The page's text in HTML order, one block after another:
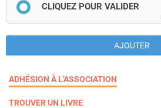
CLIQUEZ POUR VALIDER
AJOUTER
ADHÉSION À L'ASSOCIATION
TROUVER UN LIVRE